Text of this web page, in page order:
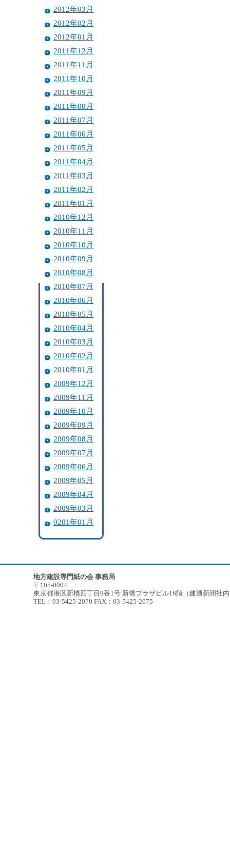
2012年03月
2012年02月
2012年01月
2011年12月
2011年11月
2011年10月
2011年09月
2011年08月
2011年07月
2011年06月
2011年05月
2011年04月
2011年03月
2011年02月
2011年01月
2010年12月
2010年11月
2010年10月
2010年09月
2010年08月
2010年07月
2010年06月
2010年05月
2010年04月
2010年03月
2010年02月
2010年01月
2009年12月
2009年11月
2009年10月
2009年09月
2009年08月
2009年07月
2009年06月
2009年05月
2009年04月
2009年03月
0201年01月
地方建設専門紙の会 事務局
〒105-0004
東京都港区新橋四丁目9番1号 新橋プラザビル16階（建通新聞社
TEL：03-5425-2070 FAX：03-5425-2075